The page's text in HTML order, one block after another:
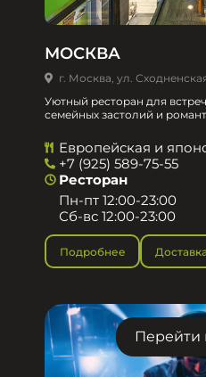
МОСКВА
г. Москва, ул.
Уютный ресторан для
семейных застолий и
Европейская и
+7 (925) 589-75-55
Ресторан
Пн-пт 12:00-23:00
Сб-вс 12:00-23:00
Подробнее Доставка
Перейти